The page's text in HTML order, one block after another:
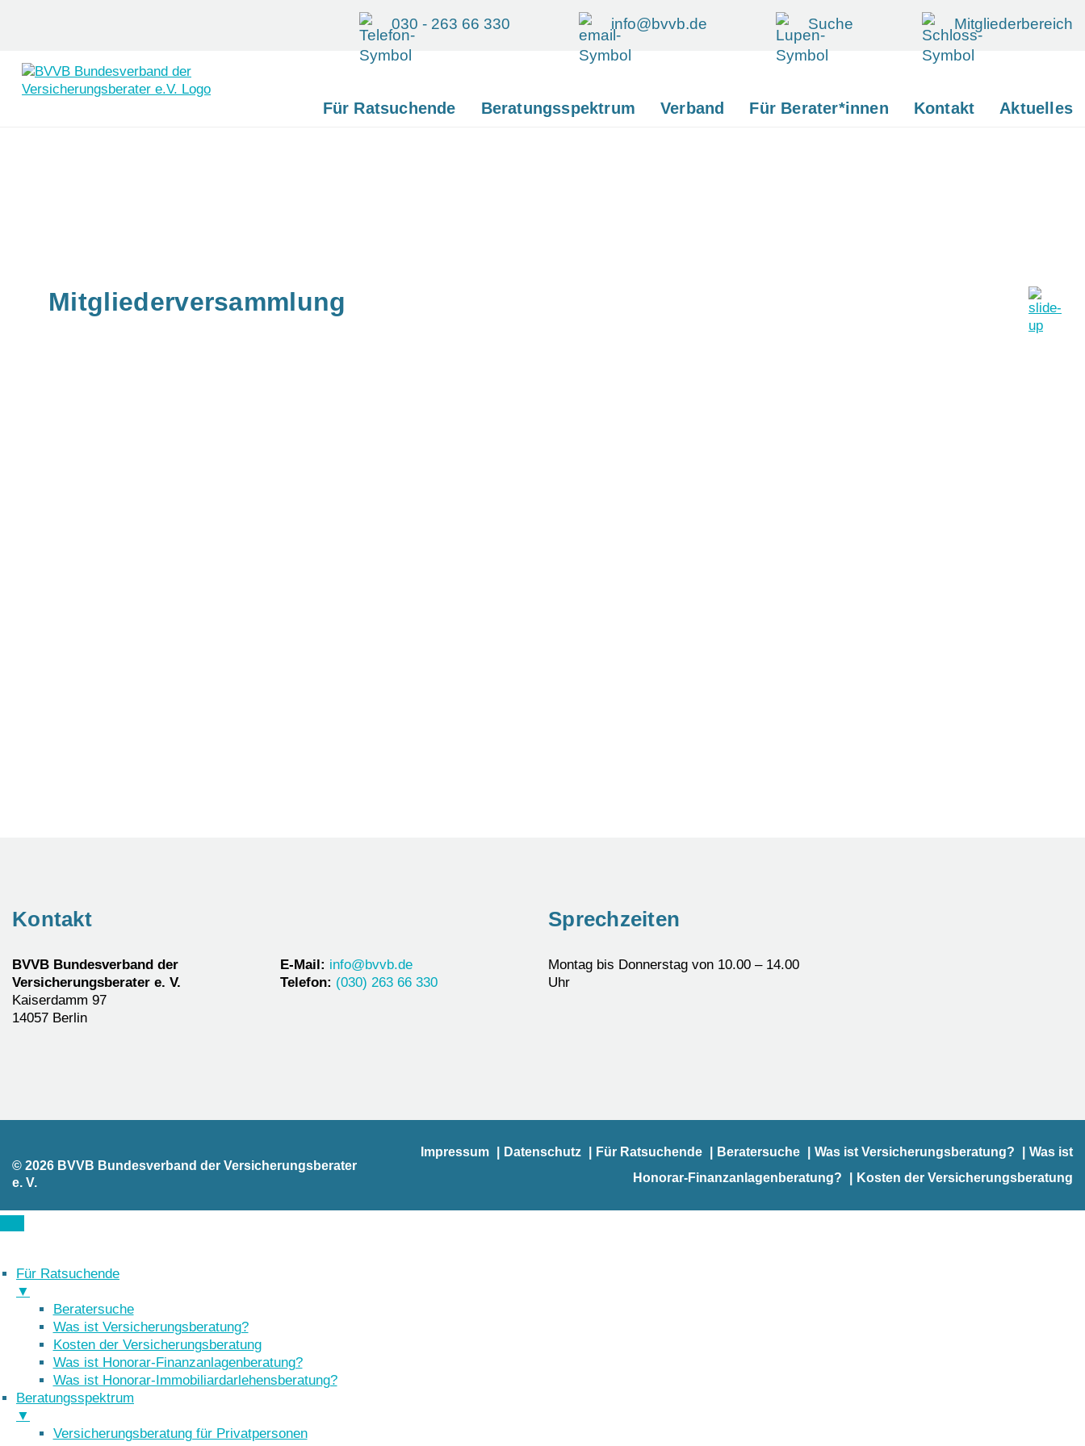
030 - 263 66 330 info@bvvb.de Suche Mitgliederbereich
Für Ratsuchende Beratungsspektrum Verband Für Berater*innen Kontakt Aktuelles
Mitgliederversammlung
Kontakt
BVVB Bundesverband der
Versicherungsberater e. V.
Kaiserdamm 97
14057 Berlin
E-Mail: info@bvvb.de
Telefon: (030) 263 66 330
Sprechzeiten
Montag bis Donnerstag von 10.00 – 14.00
Uhr
© 2026 BVVB Bundesverband der Versicherungsberater
e. V.
Impressum Datenschutz Für Ratsuchende Beratersuche Was ist Versicherungsberatung?
Was ist
Honorar-Finanzanlagenberatung?
Kosten der Versicherungsberatung
Für Ratsuchende
▼
Beratersuche
Was ist Versicherungsberatung?
Kosten der Versicherungsberatung
Was ist Honorar-Finanzanlagenberatung?
Was ist Honorar-Immobiliardarlehensberatung?
Beratungsspektrum
▼
Versicherungsberatung für Privatpersonen